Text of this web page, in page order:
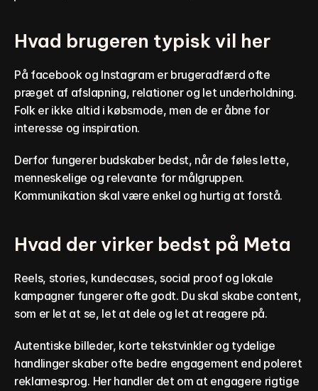
Hvad brugeren typisk vil her
På facebook og Instagram er brugeradfærd ofte
præget af afslapning, relationer og let underholdning.
Folk er ikke altid i købsmode, men de er åbne for
interesse og inspiration.
Derfor fungerer budskaber bedst, når de føles lette,
menneskelige og relevante for målgruppen.
Kommunikation skal være enkel og hurtig at forstå.
Hvad der virker bedst på Meta
Reels, stories, kundecases, social proof og lokale
kampagner fungerer ofte godt. Du skal skabe content,
som er let at se, let at dele og let at reagere på.
Autentiske billeder, korte tekstvinkler og tydelige
handlinger skaber ofte bedre engagement end poleret
reklamesprog. Her handler det om at engagere rigtige